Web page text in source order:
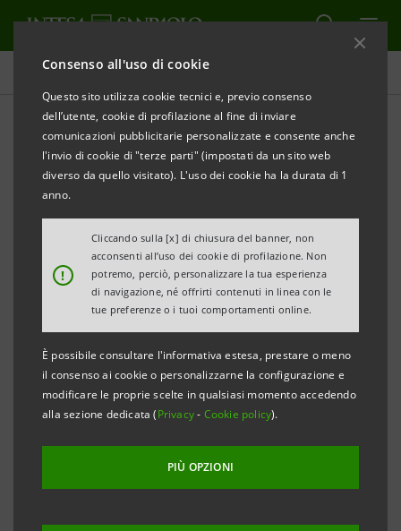
Consenso all'uso di cookie
Questo sito utilizza cookie tecnici e, previo consenso
dell’utente, cookie di profilazione al fine di inviare
comunicazioni pubblicitarie personalizzate e consente anche
l'invio di cookie di "terze parti" (impostati da un sito web
diverso da quello visitato). L'uso dei cookie ha la durata di 1
anno.
!
Cliccando sulla [x] di chiusura del banner, non
acconsenti all’uso dei cookie di profilazione. Non
potremo, perciò, personalizzare la tua esperienza
di navigazione, né offrirti contenuti in linea con le
tue preferenze o i tuoi comportamenti online.
È possibile consultare l'informativa estesa, prestare o meno
il consenso ai cookie o personalizzarne la configurazione e
modificare le proprie scelte in qualsiasi momento accedendo
alla sezione dedicata (Privacy- Cookie policy).
PIÙ OPZIONI
Comunicati stampa
STAMPA AGGIORNA
Milano, 20 marzo 2002
Il Consiglio di amministrazione di Banca Cis (Gruppo
IntesaBci), presieduto da Giorgio Mazzella, ha
approvato il progetto di bilancio al 31 dicembre 2001,
chepresenta un utile netto di 14,5 milioni di euro (pari
a 28,1 miliardi di lire), con la proposta all'Assemblea
di procedere alla distribuzione di un dividendo ai
Soci, per la prima volta dal 1993.
emersa nelle rilevazioni trimestrali precedenti e si
contrappone alla perdita di circa 7 milioni di euro